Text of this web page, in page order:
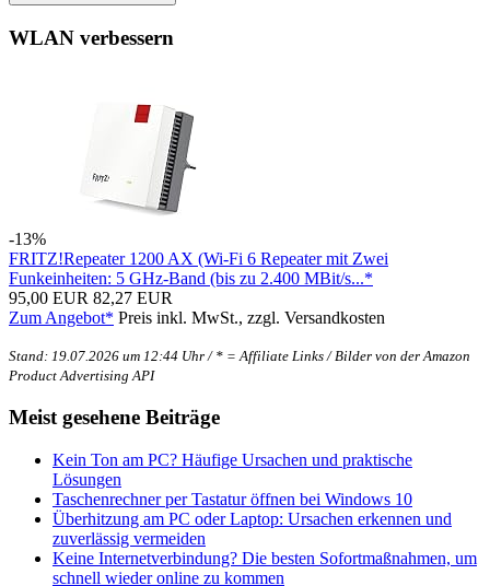
WLAN verbessern
-13%
FRITZ!Repeater 1200 AX (Wi-Fi 6 Repeater mit Zwei
Funkeinheiten: 5 GHz-Band (bis zu 2.400 MBit/s...*
95,00 EUR 82,27 EUR
Zum Angebot* Preis inkl. MwSt., zzgl. Versandkosten
Stand: 19.07.2026 um 12:44 Uhr / * = Affiliate Links / Bilder von der Amazon
Product Advertising API
Meist gesehene Beiträge
Kein Ton am PC? Häufige Ursachen und praktische
Lösungen
Taschenrechner per Tastatur öffnen bei Windows 10
Überhitzung am PC oder Laptop: Ursachen erkennen und
zuverlässig vermeiden
Keine Internetverbindung? Die besten Sofortmaßnahmen, um
schnell wieder online zu kommen